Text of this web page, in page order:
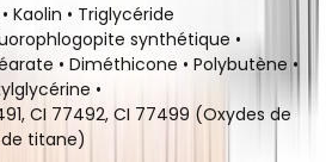
Kaolin • Triglycéride
synthétique •
• Diméthicone • Polybutène •
•
CI 77492, CI 77499 (Oxydes de
de titane)